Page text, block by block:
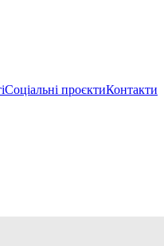
Соціальні проєктиКонтакти